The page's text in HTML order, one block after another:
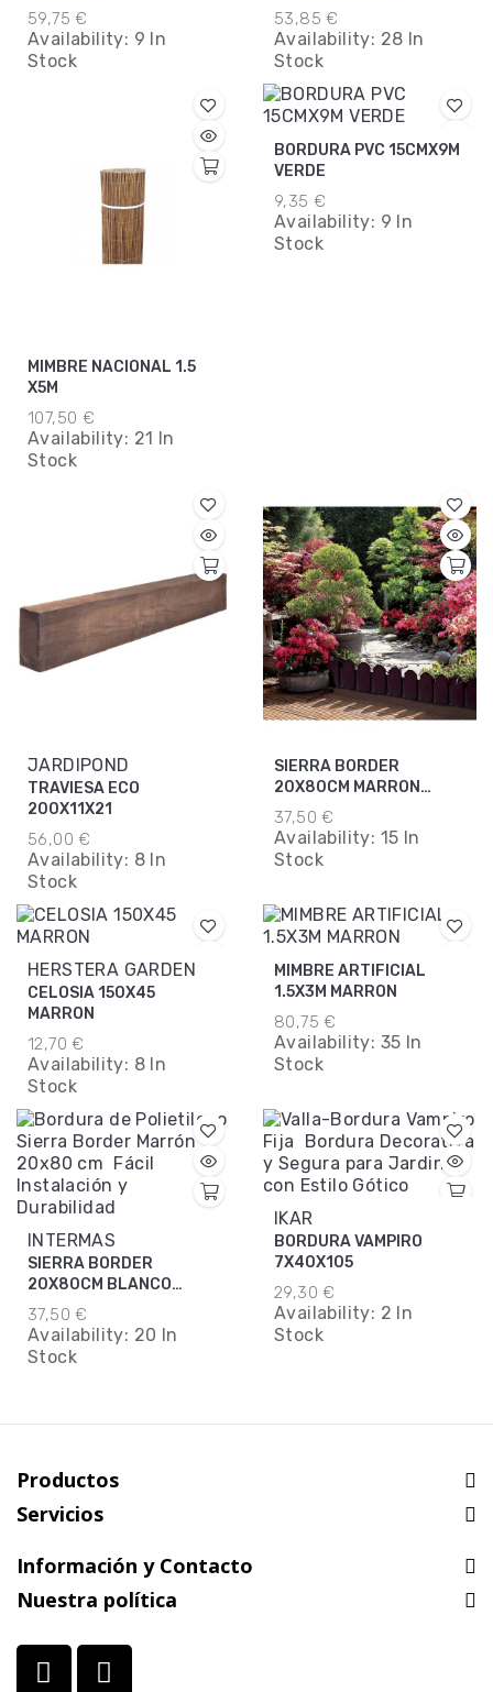
59,75 €
Availability: 9 In
Stock
53,85 €
Availability: 28 In
Stock
MIMBRE NACIONAL 1.5
X5M
107,50 €
Availability: 21 In
Stock
BORDURA PVC 15CMX9M
VERDE
9,35 €
Availability: 9 In
Stock
JARDIPOND
TRAVIESA ECO
200X11X21
56,00 €
Availability: 8 In
Stock
SIERRA BORDER
20X80CM MARRON
NORTENE
37,50 €
Availability: 15 In
Stock
HERSTERA GARDEN
CELOSIA 150X45
MARRON
12,70 €
Availability: 8 In
Stock
MIMBRE ARTIFICIAL
1.5X3M MARRON
80,75 €
Availability: 35 In
Stock
INTERMAS
SIERRA BORDER
20X80CM BLANCO
NORTENE
37,50 €
Availability: 20 In
Stock
IKAR
BORDURA VAMPIRO
7X40X105
29,30 €
Availability: 2 In
Stock
Productos
Servicios
Información y Contacto
Nuestra política